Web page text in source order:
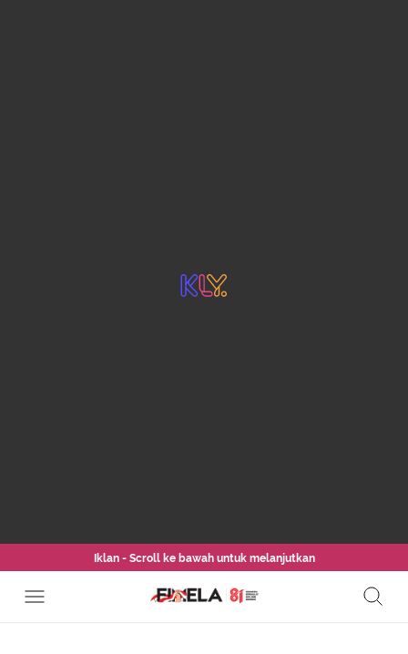
Iklan - Scroll ke bawah untuk melanjutkan